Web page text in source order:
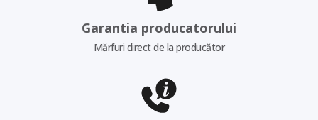
Garantia producatorului
Mărfuri direct de la producător